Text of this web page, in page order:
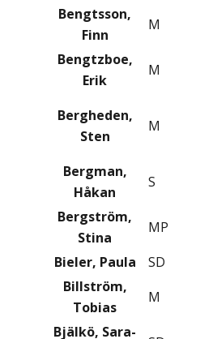
Bengtsson,
Finn
M
Bengtzboe,
Erik
M
Bergheden,
Sten
M
Bergman,
Håkan
S
Bergström,
Stina
MP
Bieler, Paula
SD
Billström,
Tobias
M
Bjälkö, Sara-